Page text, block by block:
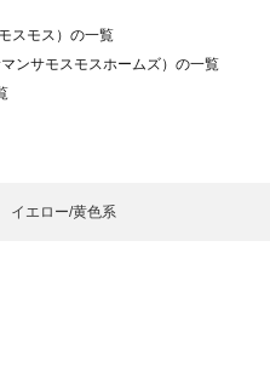
スモス）の一覧
ンサモスモスホームズ）の一覧
（ツハルバイサマンサモスモス）の一覧
ンサモスモス ラーゴム）の一覧
イエロー/黄色系